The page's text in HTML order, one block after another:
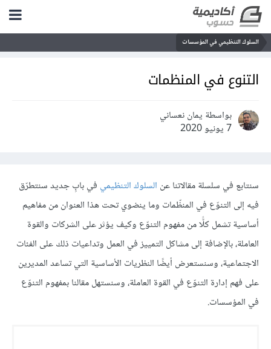
السلوك التنظيمي في المؤسسات
التنوع في المنظمات
بواسطة يمان نعساني
7 يونيو 2020
سنتابع في سلسلة مقالاتنا عن السلوك التنظيمي في بابٍ جديد سنتطرّق
فيه إلى التنوّع في المنظّمات وما ينضوي تحت هذا العنوان من مفاهيم
أساسية تشمل كلًّا من مفهوم التنوّع وكيف يؤثر على الشركات والقوة
العاملة، بالإضافة إلى مشاكل التمييز في العمل وتداعيات ذلك على الفئات
الاجتماعية، وسنستعرض أيضًا النظريات الأساسية التي تساعد المديرين
على فهم إدارة التنوّع في القوة العاملة، وسنستهل مقالنا بمفهوم التنوّع
في المؤسسات.